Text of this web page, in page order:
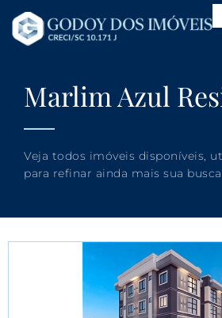
Marlim Azul
Veja todos imóveis disponíveis,
para refinar ainda mais sua